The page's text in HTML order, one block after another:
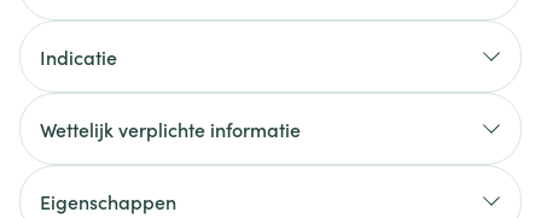
Indicatie
Wettelijk verplichte informatie
Eigenschappen